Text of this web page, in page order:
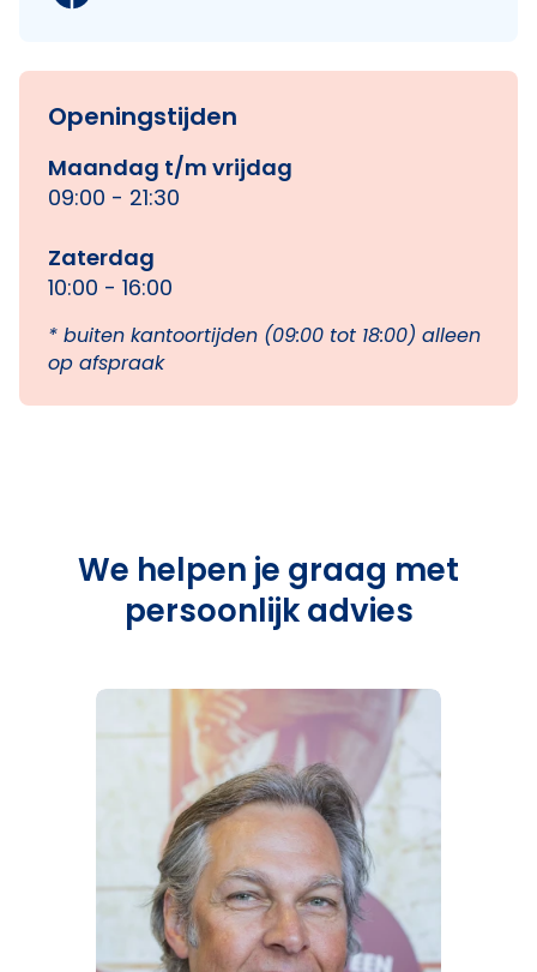
Openingstijden
Maandag t/m vrijdag
09:00 - 21:30
Zaterdag
10:00 - 16:00
* buiten kantoortijden (09:00 tot 18:00) alleen
op afspraak
We helpen je graag met
persoonlijk advies